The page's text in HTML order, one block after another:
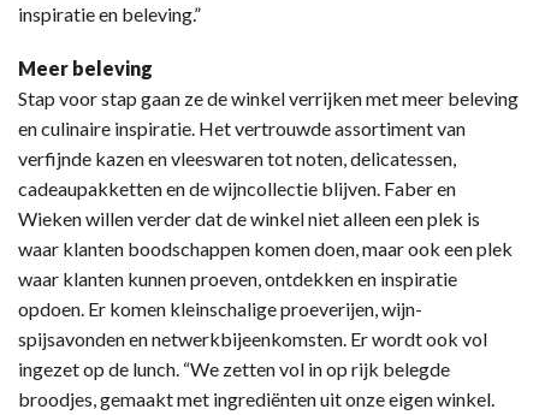
inspiratie en beleving.”
Meer beleving
Stap voor stap gaan ze de winkel verrijken met meer beleving
en culinaire inspiratie. Het vertrouwde assortiment van
verfijnde kazen en vleeswaren tot noten, delicatessen,
cadeaupakketten en de wijncollectie blijven. Faber en
Wieken willen verder dat de winkel niet alleen een plek is
waar klanten boodschappen komen doen, maar ook een plek
waar klanten kunnen proeven, ontdekken en inspiratie
opdoen. Er komen kleinschalige proeverijen, wijn-
spijsavonden en netwerkbijeenkomsten. Er wordt ook vol
ingezet op de lunch. “We zetten vol in op rijk belegde
broodjes, gemaakt met ingrediënten uit onze eigen winkel.